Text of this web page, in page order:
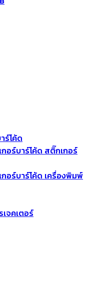
ร์โค้ด
อร์บาร์โค้ด สติ๊กเกอร์
อร์บาร์โค้ด เครื่องพิมพ์
เจคเตอร์